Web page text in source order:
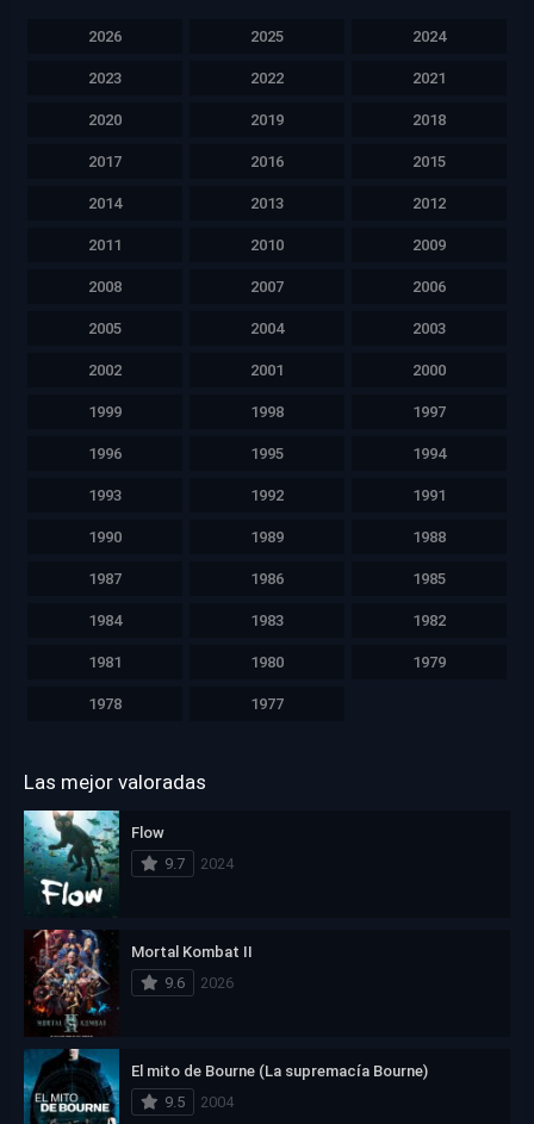
2026 2025 2024
2023 2022 2021
2020 2019 2018
2017 2016 2015
2014 2013 2012
2011 2010 2009
2008 2007 2006
2005 2004 2003
2002 2001 2000
1999 1998 1997
1996 1995 1994
1993 1992 1991
1990 1989 1988
1987 1986 1985
1984 1983 1982
1981 1980 1979
1978 1977
Las mejor valoradas
Flow
9.7
2024
Mortal Kombat II
9.6
2026
El mito de Bourne (La supremacía Bourne)
9.5
2004